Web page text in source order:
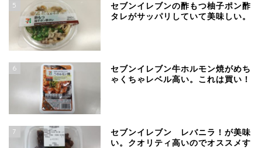
5
セブンイレブンの酢もつ柚子ポン酢
タレがサッパリしていて美味しい。
6
セブンイレブン牛ホルモン焼がめち
ゃくちゃレベル高い。これは買い！
7
セブンイレブン レバニラ！が美味
い。クオリティ高いのでオススメす